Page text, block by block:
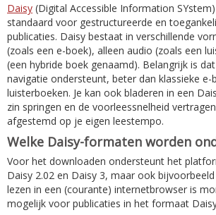
Daisy (Digital Accessible Information
standaard voor gestructureerde en
publicaties. Daisy bestaat in verschillende
(zoals een e-boek), alleen audio (zoals een
(een hybride boek genaamd). Belangrijk is
navigatie ondersteunt, beter dan klassieke
luisterboeken. Je kan ook bladeren in een
zin springen en de voorleessnelheid
afgestemd op je eigen leestempo.
Welke Daisy-formaten worden
Voor het downloaden ondersteunt het
Daisy 2.02 en Daisy 3, maar ook
lezen in een (courante) internetbrowser is
mogelijk voor publicaties in het formaat